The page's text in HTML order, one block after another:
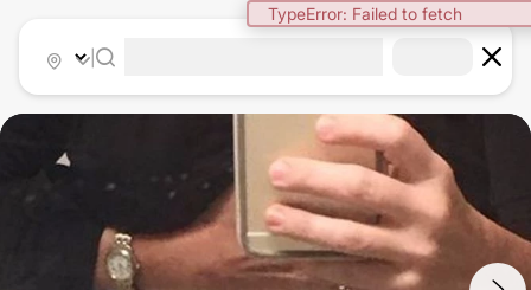
TypeError: Failed to fetch